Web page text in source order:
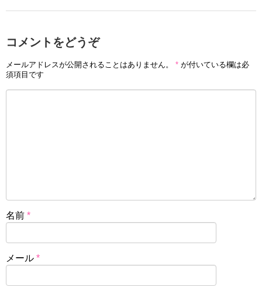
コメントをどうぞ
メールアドレスが公開されることはありません。 * が付いている欄は必
須項目です
名前 *
メール *